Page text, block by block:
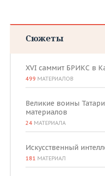
Сюжеты
XVI саммит БРИКС в
499 МАТЕРИАЛОВ
Великие воины
материалов
24 МАТЕРИАЛА
Искусственный
181 МАТЕРИАЛ